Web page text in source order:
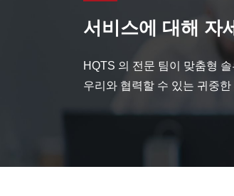
서비스에 대해 자
HQTS 의 전문 팀이 맞춤형
우리와 협력할 수 있는 귀중